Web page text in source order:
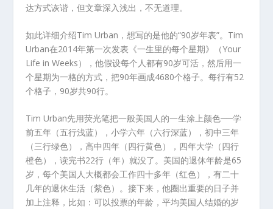
达方式诙谐，但文章深入浅出，不无道理。
如此详细介绍Tim Urban，想写的是他的“90岁年表”。Tim
Urban在2014年第一次发表《一生里的每个星期》（Your
Life in Weeks），他假设每个人都有90岁可活，然后用一
个星期为一格的方式，把90年画成4680个格子。每行有52
个格子，90岁共90行。
Tim Urban先用荧光笔把一般美国人的一生涂上颜色──学
前五年（五行浅蓝），小学六年（六行深蓝），初中三年
（三行绿色），高中四年（四行黄色），四年大学（四行
橙色），读完书22行（年）就没了。美国的退休年龄是65
岁，每个美国人大概都会工作四十多年（红色），有二十
几年的退休生活（紫色）。接下来，他圈出重要的日子并
加上注释，比如：可以投票的年龄，平均美国人结婚的岁